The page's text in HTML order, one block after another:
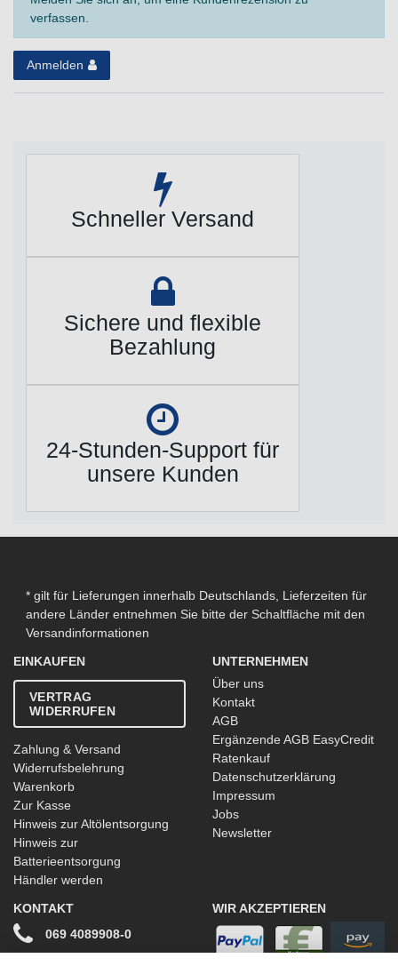
verfassen.
Anmelden
Schneller Versand
Sichere und flexible
Bezahlung
24-Stunden-Support für
unsere Kunden
* gilt für Lieferungen innerhalb Deutschlands, Lieferzeiten für
andere Länder entnehmen Sie bitte der Schaltfläche mit den
Versandinformationen
EINKAUFEN
VERTRAG
WIDERRUFEN
Zahlung & Versand
Widerrufsbelehrung
Warenkorb
Zur Kasse
Hinweis zur Altölentsorgung
Hinweis zur
Batterieentsorgung
Händler werden
UNTERNEHMEN
Über uns
Kontakt
AGB
Ergänzende AGB EasyCredit
Ratenkauf
Datenschutzerklärung
Impressum
Jobs
Newsletter
KONTAKT
069 4089908-0
WIR AKZEPTIEREN